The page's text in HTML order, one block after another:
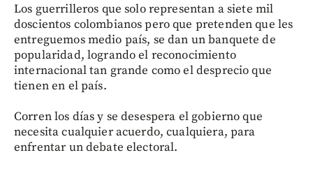
Los guerrilleros que solo representan a siete mil
doscientos colombianos pero que pretenden que les
entreguemos medio país, se dan un banquete de
popularidad, logrando el reconocimiento
internacional tan grande como el desprecio que
tienen en el país.
Corren los días y se desespera el gobierno que
necesita cualquier acuerdo, cualquiera, para
enfrentar un debate electoral.